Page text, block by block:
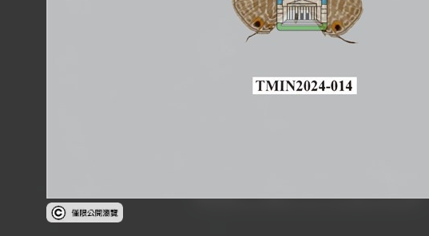
受著作權法保護-僅限於本平台有限度公開瀏覽